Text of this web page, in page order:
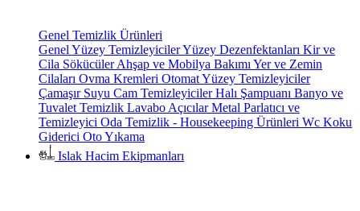
Genel Temizlik Ürünleri
Genel Yüzey TemizleyicilerYüzey Dezenfektanları Kir ve
Cila SökücülerAhşap ve Mobilya Bakımı Yer ve Zemin
Cilaları Ovma Kremleri Otomat Yüzey Temizleyiciler
Çamaşır Suyu Cam TemizleyicilerHalı Şampuanı Banyo ve
Tuvalet Temizlik Lavabo AçıcılarMetal Parlatıcı ve
Temizleyici Oda Temizlik - Housekeeping Ürünleri Wc Koku
Giderici Oto Yıkama
Islak Hacim Ekipmanları